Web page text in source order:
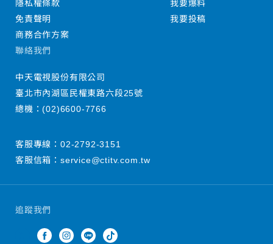
追蹤我們
隱私權條款
免責聲明
商務合作方案
我要爆料
我要投稿
聯絡我們
中天電視股份有限公司
臺北市內湖區民權東路六段25號
總機：(02)6600-7766
客服專線： 02-2792-3151
客服信箱： service@ctitv.com.tw